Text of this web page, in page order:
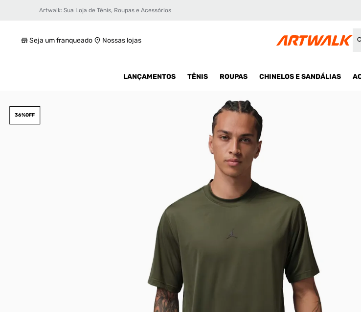
Artwalk: Sua Loja de Tênis, Roupas e Acessórios
Seja um franqueado Nossas lojas
LANÇAMENTOS TÊNIS ROUPAS CHINELOS E SANDÁLIAS
36%OFF
Camiseta Jordan Sport Masculina